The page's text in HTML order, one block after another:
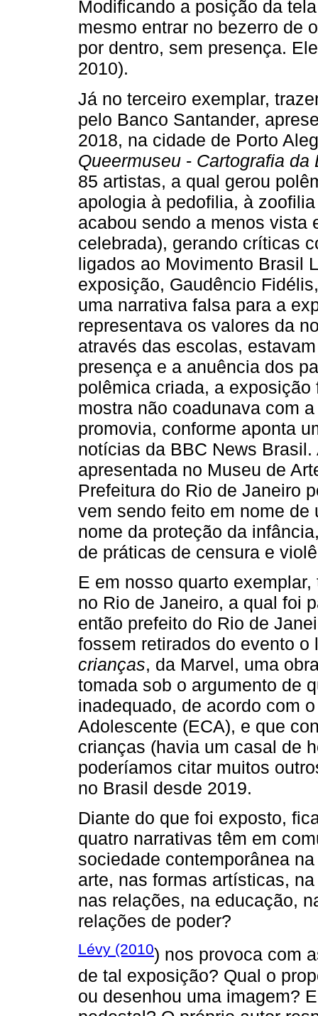
Modificando a posição da
mesmo entrar no bezerro de
por dentro, sem presença.
2010).
Já no terceiro exemplar,
pelo Banco Santander,
2018, na cidade de Porto
Queermuseu - Cartografia da
85 artistas, a qual gerou
apologia à pedofilia, à
acabou sendo a menos vista
celebrada), gerando críticas
ligados ao Movimento Brasil
exposição, Gaudêncio
uma narrativa falsa para a
representava os valores da
através das escolas,
presença e a anuência dos
polêmica criada, a
mostra não coadunava com
promovia, conforme aponta
notícias da BBC News
apresentada no Museu de
Prefeitura do Rio de Janeiro
vem sendo feito em nome
nome da proteção da
de práticas de censura e
E em nosso quarto
no Rio de Janeiro, a qual foi
então prefeito do Rio de
fossem retirados do evento
crianças, da Marvel, uma
tomada sob o argumento de
inadequado, de acordo com
Adolescente (ECA), e que
crianças (havia um casal de
poderíamos citar muitos
no Brasil desde 2019.
Diante do que foi exposto,
quatro narrativas têm em
sociedade contemporânea
arte, nas formas artísticas,
nas relações, na educação,
relações de poder?
Lévy (2010) nos provoca com
de tal exposição? Qual o
ou desenhou uma imagem?